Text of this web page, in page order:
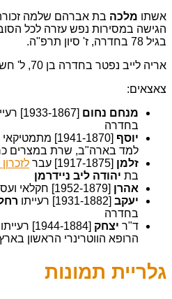
אשתו מלכה בת אברהם שלמה
הגישה במסירות נפש עזרה לכל
בגיל 78 בחדרה, ז' סיון תרפ"ה.
אריה לייב נפטר בחדרה בן 70, ל' חשון תרס"ט.
צאצאים:
מנחם נחום [1933-1867] רעייתו
בחדרה
יוסף
[1941-1870]
למד בארה"ב, שרת במצרים
זלמן [1917-1875] עבר
בת יהודה ליב ניידרמן
אהרן [1952-1879] חקלאי ועסקן ציבור בחדרה
יעקב [1931-1882] רעייתו
בחדרה
ד"ר יצחק [1944-1884] רעייתו
הרופא הווטרינרי הראשון
גלריית תמונות